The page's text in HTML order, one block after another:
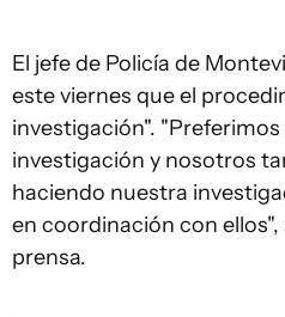
El jefe de Policía de
este viernes que el
investigación".
investigación y nosotros
haciendo nuestra
en coordinación con
prensa.